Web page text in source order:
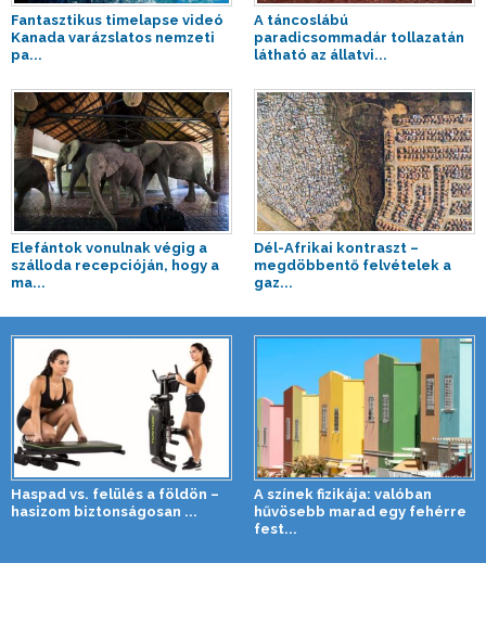
Fantasztikus timelapse videó
Kanada varázslatos nemzeti
pa...
A táncoslábú
paradicsommadár tollazatán
látható az állatvi...
Elefántok vonulnak végig a
szálloda recepcióján, hogy a
ma...
Dél-Afrikai kontraszt –
megdöbbentő felvételek a
gaz...
Haspad vs. felülés a földön –
hasizom biztonságosan ...
A színek fizikája: valóban
hűvösebb marad egy fehérre
fest...